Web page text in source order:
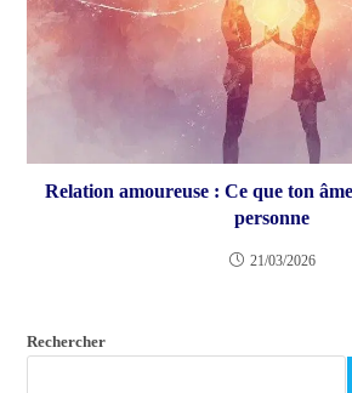
Relation amoureuse : Ce que ton
personne
21/03/2026
Rechercher